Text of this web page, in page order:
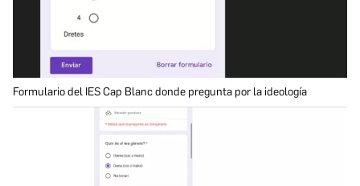
Formulario del IES Cap Blanc donde pregunta por la ideología